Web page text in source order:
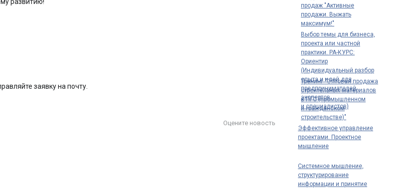
продаж "Активные
продажи. Выжать
максимум!"
Выбор темы для бизнеса,
проекта или частной
практики. РА-КУРС:
Ориентир
(Индивидуальный разбор
опыта и идей для
предпринимателей,
экспертов
и специалистов)
Тренинг "Оптовая продажа
строительных материалов
в ПГС (промышленном
и гражданском
строительстве)"
Эффективное управление
проектами. Проектное
мышление
Системное мышление,
структурирование
информации и принятие
заявку на почту.
Оцените новость